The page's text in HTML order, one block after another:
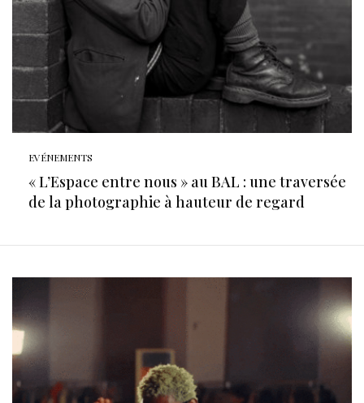
EVÉNEMENTS
« L’Espace entre nous » au BAL : une traversée
de la photographie à hauteur de regard